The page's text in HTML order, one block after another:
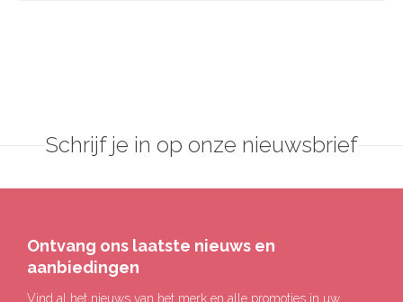
Schrijf je in op onze nieuwsbrief
Ontvang ons laatste nieuws en
aanbiedingen
Vind al het nieuws van het merk en alle promoties in uw